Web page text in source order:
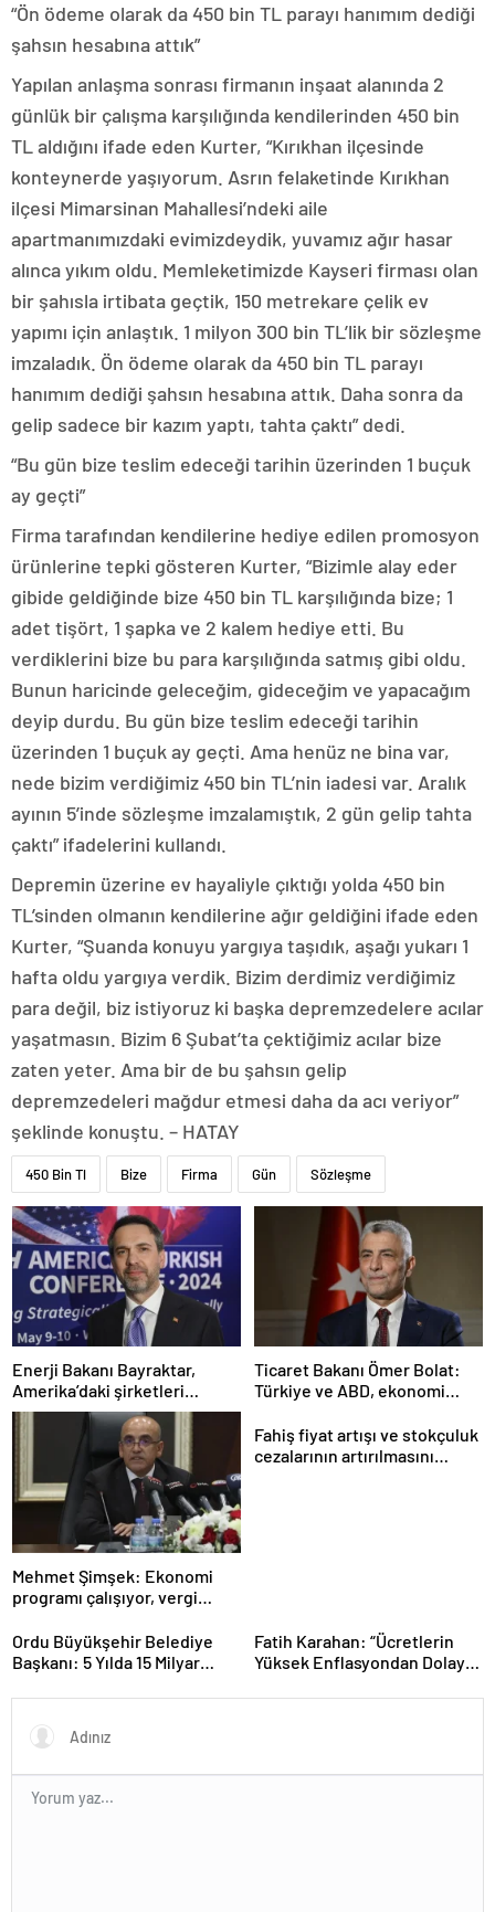
“Ön ödeme olarak da 450 bin TL parayı hanımım dediği
şahsın hesabına attık”
Yapılan anlaşma sonrası firmanın inşaat alanında 2
günlük bir çalışma karşılığında kendilerinden 450 bin
TL aldığını ifade eden Kurter, “Kırıkhan ilçesinde
konteynerde yaşıyorum. Asrın felaketinde Kırıkhan
ilçesi Mimarsinan Mahallesi’ndeki aile
apartmanımızdaki evimizdeydik, yuvamız ağır hasar
alınca yıkım oldu. Memleketimizde Kayseri firması olan
bir şahısla irtibata geçtik, 150 metrekare çelik ev
yapımı için anlaştık. 1 milyon 300 bin TL’lik bir sözleşme
imzaladık. Ön ödeme olarak da 450 bin TL parayı
hanımım dediği şahsın hesabına attık. Daha sonra da
gelip sadece bir kazım yaptı, tahta çaktı” dedi.
“Bu gün bize teslim edeceği tarihin üzerinden 1 buçuk
ay geçti”
Firma tarafından kendilerine hediye edilen promosyon
ürünlerine tepki gösteren Kurter, “Bizimle alay eder
gibide geldiğinde bize 450 bin TL karşılığında bize; 1
adet tişört, 1 şapka ve 2 kalem hediye etti. Bu
verdiklerini bize bu para karşılığında satmış gibi oldu.
Bunun haricinde geleceğim, gideceğim ve yapacağım
deyip durdu. Bu gün bize teslim edeceği tarihin
üzerinden 1 buçuk ay geçti. Ama henüz ne bina var,
nede bizim verdiğimiz 450 bin TL’nin iadesi var. Aralık
ayının 5’inde sözleşme imzalamıştık, 2 gün gelip tahta
çaktı” ifadelerini kullandı.
Depremin üzerine ev hayaliyle çıktığı yolda 450 bin
TL’sinden olmanın kendilerine ağır geldiğini ifade eden
Kurter, “Şuanda konuyu yargıya taşıdık, aşağı yukarı 1
hafta oldu yargıya verdik. Bizim derdimiz verdiğimiz
para değil, biz istiyoruz ki başka depremzedelere acılar
yaşatmasın. Bizim 6 Şubat’ta çektiğimiz acılar bize
zaten yeter. Ama bir de bu şahsın gelip
depremzedeleri mağdur etmesi daha da acı veriyor”
şeklinde konuştu. – HATAY
450 Bin Tl Bize Firma Gün Sözleşme
Enerji Bakanı Bayraktar,
Amerika’daki şirketleri
Türkiye’de yatırım yapmaya
Ticaret Bakanı Ömer Bolat:
Türkiye ve ABD, ekonomi
konusunda kararlı
Mehmet Şimşek: Ekonomi
programı çalışıyor, vergi
Fahiş fiyat artışı ve stokçuluk
cezalarının artırılmasını
Ordu Büyükşehir Belediye
Başkanı: 5 Yılda 15 Milyar
Fatih Karahan: “Ücretlerin
Yüksek Enflasyondan Dolayı
Enflasyonu Düşürürsek Kalıcı